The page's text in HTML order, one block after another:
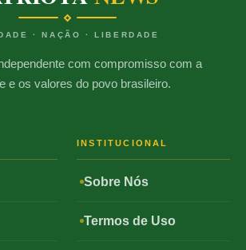
· NAÇÃO · LIBERDADE
com compromisso com a
e os valores do povo brasileiro.
INSTITUCIONAL
Sobre Nós
Termos de Uso